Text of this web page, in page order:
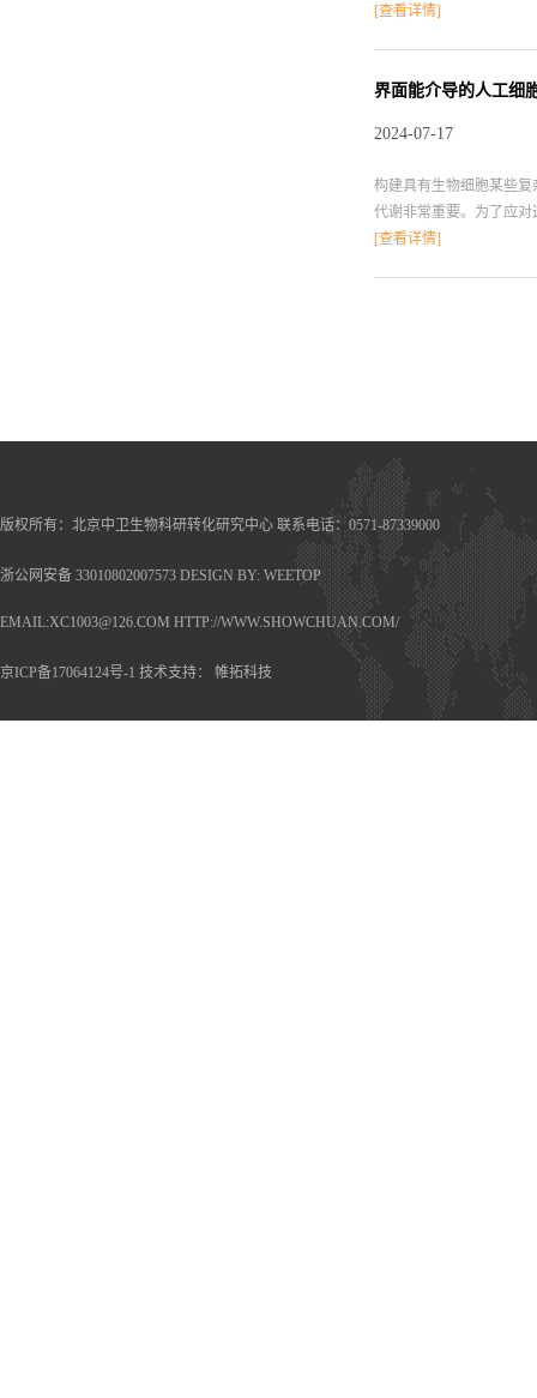
的声免疫治疗。超声辐
长。参考文献：https://
[查看详情]
界面能介导的人工细
2024-07-17
构建具有生物细胞某些
代谢非常重要。为了应对
过控制界面张力，单层
[查看详情]
版权所有：北京中卫生物科研转化研究中心 联系电话：0571-87339000
浙公网安备 33010802007573 DESIGN BY: WEETOP
EMAIL:XC1003@126.COM HTTP://WWW.SHOWCHUAN.COM/
京ICP备17064124号-1 技术支持： 帷拓科技